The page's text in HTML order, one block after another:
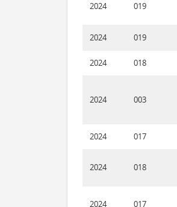
2024 019
2024 019
2024 018
2024 003
2024 017
2024 018
2024 017